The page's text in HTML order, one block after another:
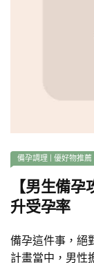
備孕調理 優好物推薦
【男生備
升受孕率
備孕這件事，絕
計畫當中，男性